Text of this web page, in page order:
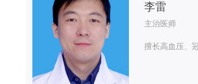
李雷
主治医师
擅长高血压、